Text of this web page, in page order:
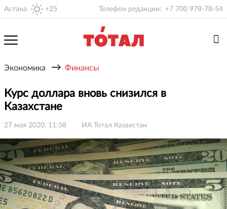
Астана +25 Телефон редакции: +7 700 978-78-54
Экономика → Финансы
Курс доллара вновь снизился в
Казахстане
27 мая 2020, 11:58 ИА Тотал Казахстан